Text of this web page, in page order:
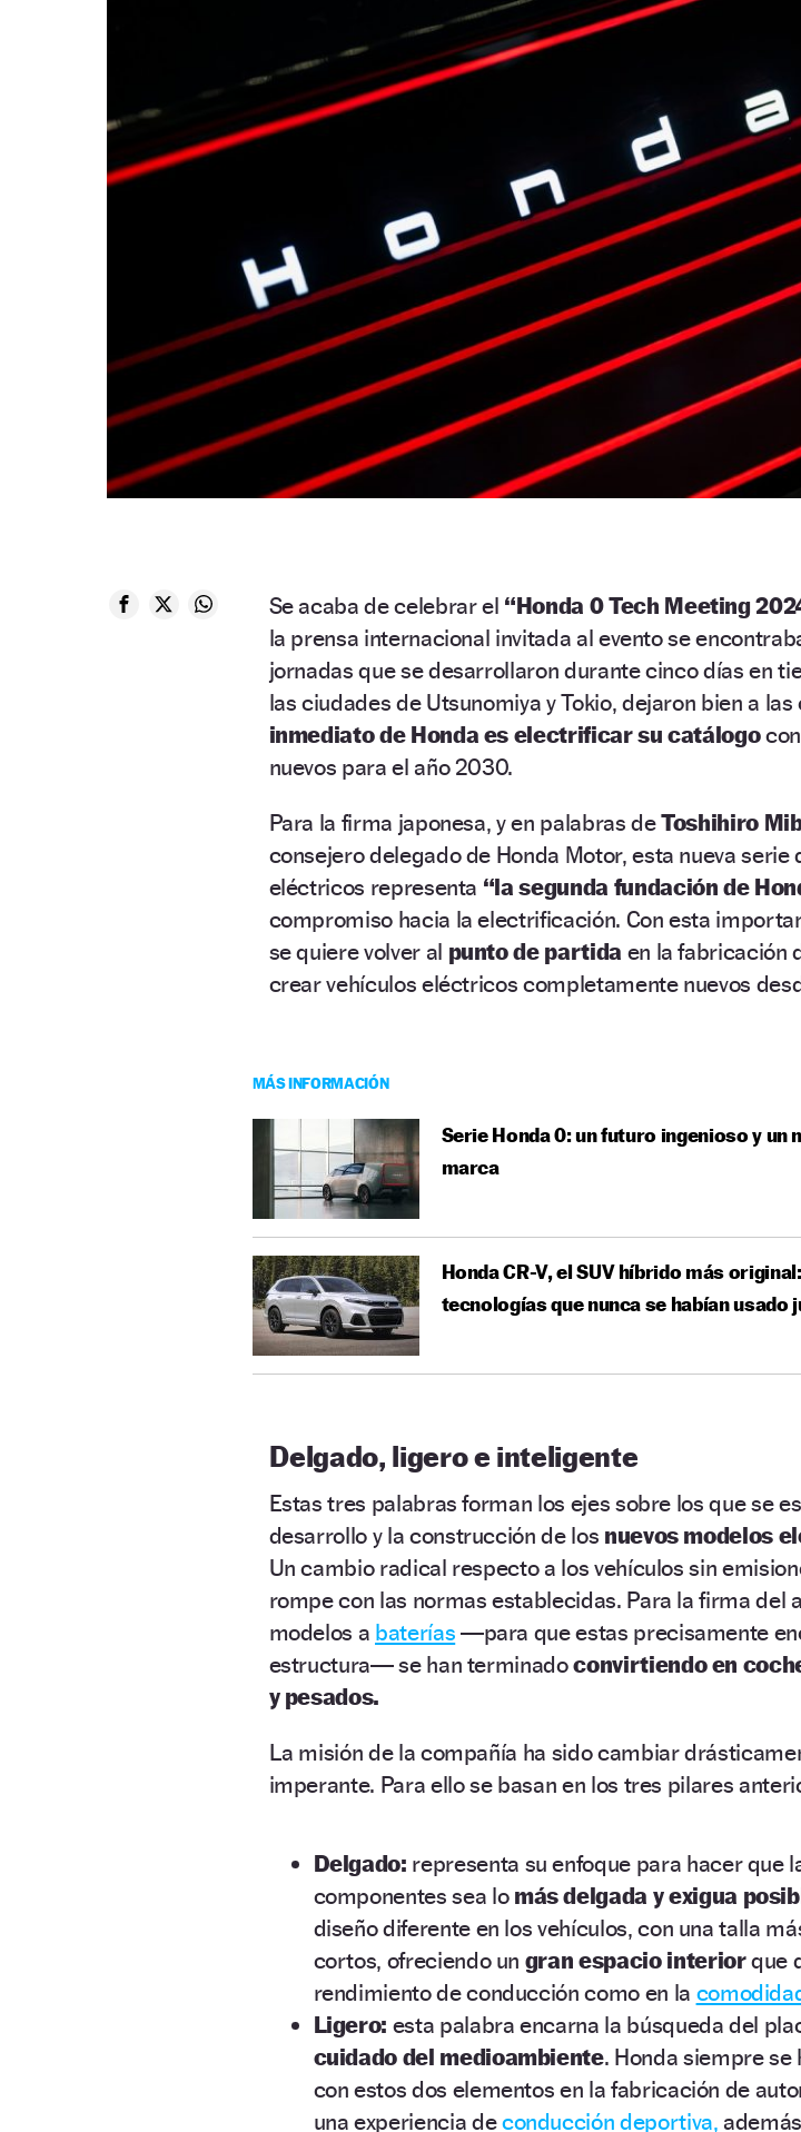
Se acaba de celebrar el “Honda 0 Tech Meeting
la prensa internacional invitada al evento se
jornadas que se desarrollaron durante cinco días en
las ciudades de Utsunomiya y Tokio, dejaron bien a
inmediato de Honda es electrificar su catálogo
nuevos para el año 2030.
Para la firma japonesa, y en palabras deToshihiro
consejero delegado de Honda Motor, esta nueva serie
eléctricos representa “la segunda fundación de
compromiso hacia la electrificación. Con esta
se quiere volver al punto de partida en la fabricación
crear vehículos eléctricos completamente nuevos
MÁS INFORMACIÓN
Serie Honda 0: un futuro ingenioso y un
marca
Honda CR-V, el SUV híbrido más
tecnologías que nunca se habían usado
Delgado, ligero e inteligente
Estas tres palabras forman los ejes sobre los que se
desarrollo y la construcción de los nuevos modelos
Un cambio radical respecto a los vehículos sin
rompe con las normas establecidas. Para la firma del
modelos a baterías —para que estas precisamente
estructura— se han terminadoconvirtiendo en
y pesados.
La misión de la compañía ha sido cambiar
imperante. Para ello se basan en los tres pilares
Delgado: representa su enfoque para hacer que
componentes sea lo más delgada y exigua
diseño diferente en los vehículos, con una talla
cortos, ofreciendo un gran espacio interiorque
rendimiento de conducción como en la
Ligero: esta palabra encarna la búsqueda del
cuidado del medioambiente. Honda siempre
con estos dos elementos en la fabricación de
una experiencia deconducción deportiva,